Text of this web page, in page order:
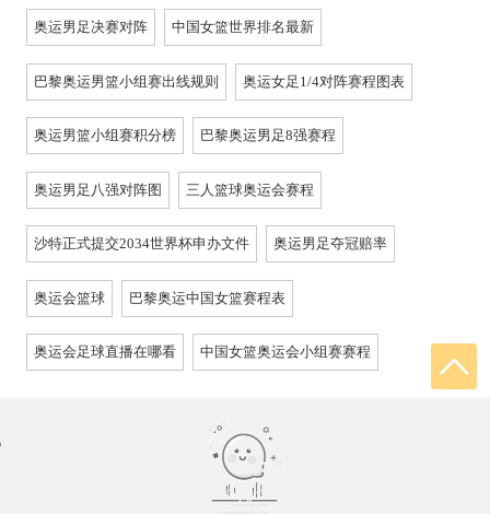
奥运男足决赛对阵 中国女篮世界排名最新
巴黎奥运男篮小组赛出线规则 奥运女足1/4对阵赛程图表
奥运男篮小组赛积分榜 巴黎奥运男足8强赛程
奥运男足八强对阵图 三人篮球奥运会赛程
沙特正式提交2034世界杯申办文件 奥运男足夺冠赔率
奥运会篮球 巴黎奥运中国女篮赛程表
奥运会足球直播在哪看 中国女篮奥运会小组赛赛程